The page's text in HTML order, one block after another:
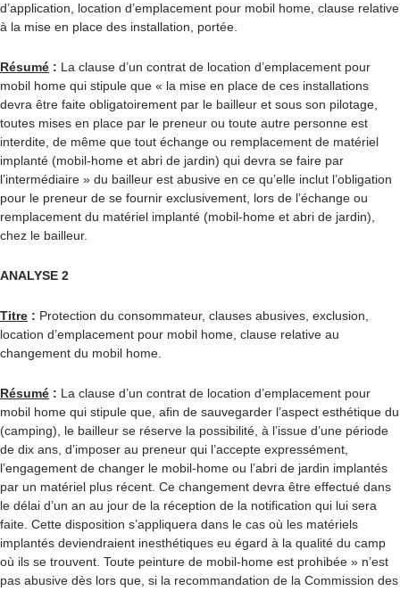
d’application, location d’emplacement pour mobil home, clause relative
à la mise en place des installation, portée.
Résumé : La clause d’un contrat de location d’emplacement pour
mobil home qui stipule que « la mise en place de ces installations
devra être faite obligatoirement par le bailleur et sous son pilotage,
toutes mises en place par le preneur ou toute autre personne est
interdite, de même que tout échange ou remplacement de matériel
implanté (mobil-home et abri de jardin) qui devra se faire par
l’intermédiaire » du bailleur est abusive en ce qu’elle inclut l’obligation
pour le preneur de se fournir exclusivement, lors de l’échange ou
remplacement du matériel implanté (mobil-home et abri de jardin),
chez le bailleur.
ANALYSE 2
Titre : Protection du consommateur, clauses abusives, exclusion,
location d’emplacement pour mobil home, clause relative au
changement du mobil home.
Résumé : La clause d’un contrat de location d’emplacement pour
mobil home qui stipule que, afin de sauvegarder l’aspect esthétique du
(camping), le bailleur se réserve la possibilité, à l’issue d’une période
de dix ans, d’imposer au preneur qui l’accepte expressément,
l’engagement de changer le mobil-home ou l’abri de jardin implantés
par un matériel plus récent. Ce changement devra être effectué dans
le délai d’un an au jour de la réception de la notification qui lui sera
faite. Cette disposition s’appliquera dans le cas où les matériels
implantés deviendraient inesthétiques eu égard à la qualité du camp
où ils se trouvent. Toute peinture de mobil-home est prohibée » n’est
pas abusive dès lors que, si la recommandation de la Commission des